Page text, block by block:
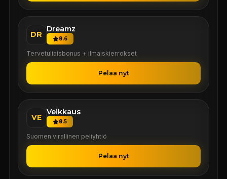
DR
Dreamz
8.6
Tervetuliaisbonus + ilmaiskierrokset
Pelaa nyt
VE
Veikkaus
8.5
Suomen virallinen peliyhtiö
Pelaa nyt